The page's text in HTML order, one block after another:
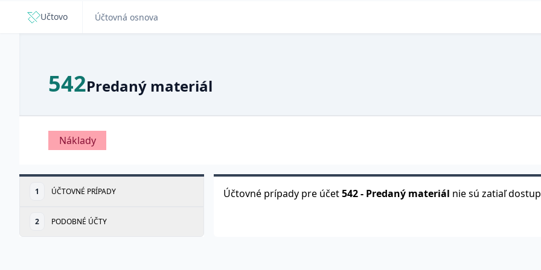
Učtovo Účtovná osnova
542Predaný materiál
Náklady
1 ÚČTOVNÉ PRÍPADY
2 PODOBNÉ ÚČTY
Účtovné prípady pre účet542- Predaný materiál nie sú zatiaľ